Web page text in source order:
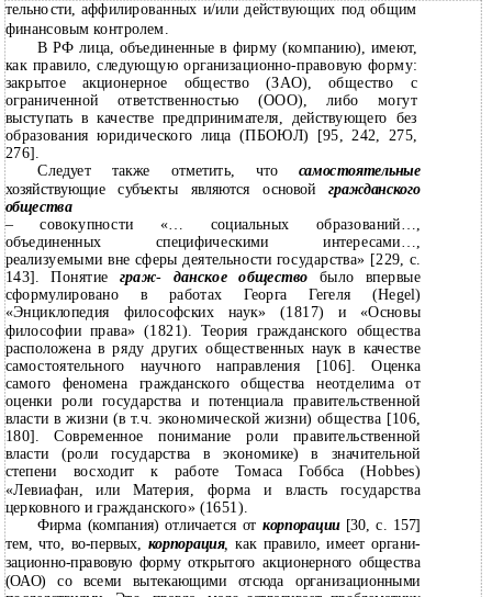
тельности, аффилированных и/или действующих под общим
финансовым контролем.
В РФ лица, объединенные в фирму (компанию), имеют,
как правило, следующую организационно-правовую форму:
закрытое акционерное общество (ЗАО), общество с
ограниченной ответственностью (ООО), либо могут
выступать в качестве предпринимателя, действующего без
образования юридического лица (ПБОЮЛ) [95, 242, 275,
276].
Следует также отметить, что самостоятельные
хозяйствующие субъекты являются основойгражданского
общества
–совокупности «… социальных образований…,
объединенных специфическими интересами…,
реализуемыми вне сферы деятельности государства» [229, с.
143]. Понятие граж- данское обществобыло впервые
сформулировано в работах Георга Гегеля (Hegel)
«Энциклопедия философских наук» (1817) и «Основы
философии права» (1821). Теория гражданского общества
расположена в ряду других общественных наук в качестве
самостоятельного научного направления [106]. Оценка
самого феномена гражданского общества неотделима от
оценки роли государства и потенциала правительственной
власти в жизни (в т.ч. экономической жизни) общества [106,
180]. Современное понимание роли правительственной
власти (роли государства в экономике) в значительной
степени восходит к работе Томаса Гоббса (Hobbes)
«Левиафан, или Материя, форма и власть государства
церковного и гражданского» (1651).
Фирма (компания) отличается откорпорации [30, с. 157]
тем, что, во-первых, корпорация,как правило, имеет органи-
зационно-правовую форму открытого акционерного общества
(ОАО) со всеми вытекающими отсюда организационными